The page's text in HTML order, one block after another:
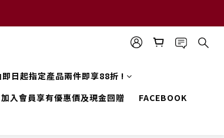
即日起指定產品兩件即享88折 !
加入會員享有優惠價及現金回贈
FACEBOOK